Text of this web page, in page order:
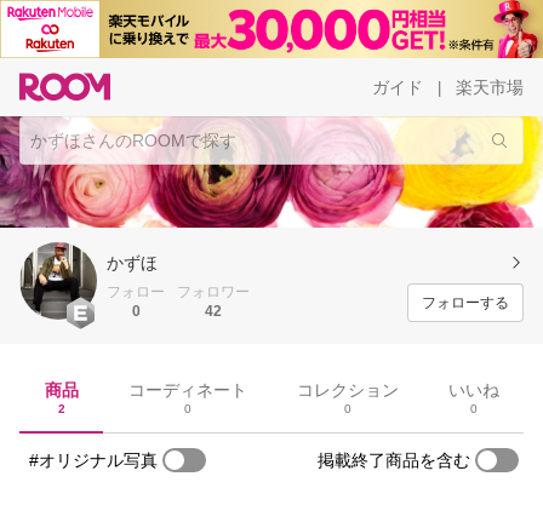
ガイド 楽天市場
かずほ
フォロー
0
フォロワー
42
フォローする
商品
2
コーディネート
0
コレクション
0
いいね
0
#オリジナル写真 掲載終了商品を含む